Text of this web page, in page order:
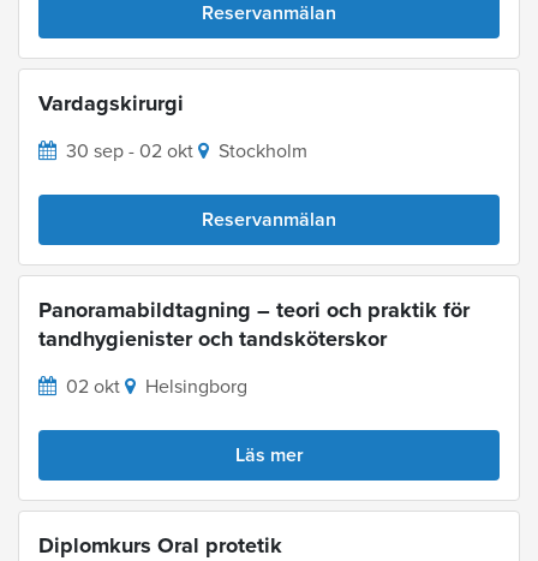
Reservanmälan
Vardagskirurgi
30 sep - 02 okt Stockholm
Reservanmälan
Panoramabildtagning – teori och praktik för
tandhygienister och tandsköterskor
02 okt Helsingborg
Läs mer
Diplomkurs Oral protetik